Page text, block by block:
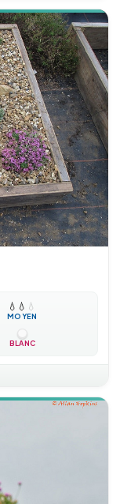
💧 💧 💧
MOYEN
BLANC